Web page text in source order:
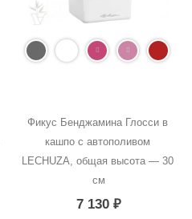
Фикус Бенджамина Глосси в
кашпо с автополивом
LECHUZA, общая высота — 30
см
7 130₽